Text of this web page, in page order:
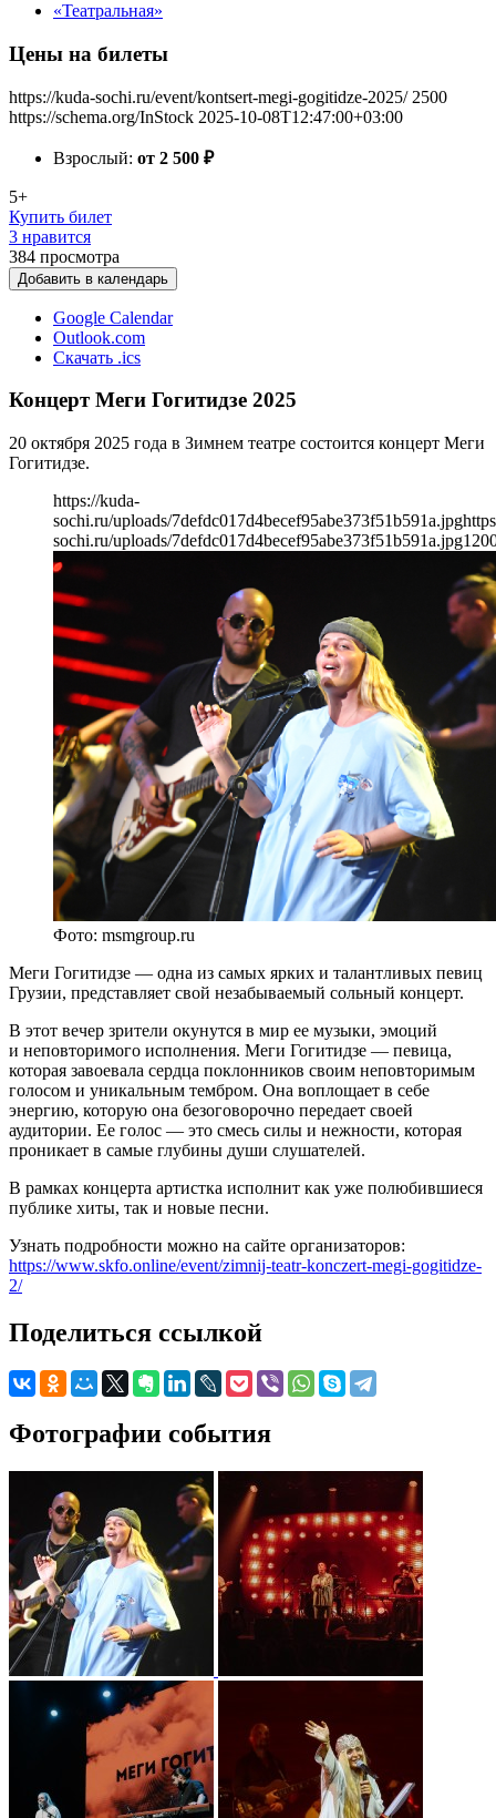
«Театральная»
Цены на билеты
https://kuda-sochi.ru/event/kontsert-megi-gogitidze-2025/ 2500
https://schema.org/InStock 2025-10-08T12:47:00+03:00
Взрослый: от 2 500 ₽
5+
Купить билет
3 нравится
384 просмотра
Добавить в календарь
Google Calendar
Outlook.com
Скачать .ics
Концерт Меги Гогитидзе 2025
20 октября 2025 года в Зимнем театре состоится концерт Меги
Гогитидзе.
https://kuda-
sochi.ru/uploads/7defdc017d4becef95abe373f51b591a.jpg
sochi.ru/uploads/7defdc017d4becef95abe373f51b591a.jpg
Фото: msmgroup.ru
Меги Гогитидзе — одна из самых ярких и талантливых певиц
Грузии, представляет свой незабываемый сольный концерт.
В этот вечер зрители окунутся в мир ее музыки, эмоций
и неповторимого исполнения. Меги Гогитидзе — певица,
которая завоевала сердца поклонников своим неповторимым
голосом и уникальным тембром. Она воплощает в себе
энергию, которую она безоговорочно передает своей
аудитории. Ее голос — это смесь силы и нежности, которая
проникает в самые глубины души слушателей.
В рамках концерта артистка исполнит как уже полюбившиеся
публике хиты, так и новые песни.
Узнать подробности можно на сайте организаторов:
https://www.skfo.online/event/zimnij-teatr-konczert-megi-gogitidze-
2/
Поделиться ссылкой
Фотографии события